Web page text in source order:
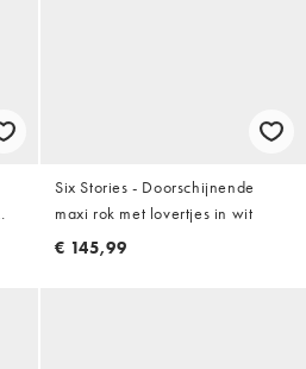
Six Stories - Doorschijnende
maxi rok met lovertjes in wit
€ 145,99